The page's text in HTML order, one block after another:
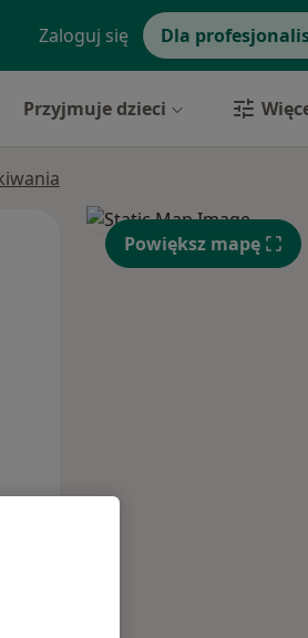
Zaloguj się Dla
Przyjmuje dzieci
Wt, Śr,
Powiększ mapę